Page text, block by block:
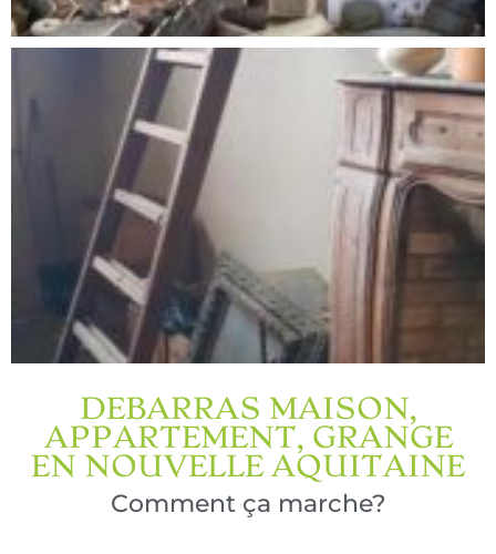
DEBARRAS MAISON,
APPARTEMENT, GRANGE
EN NOUVELLE AQUITAINE
Comment ça marche?